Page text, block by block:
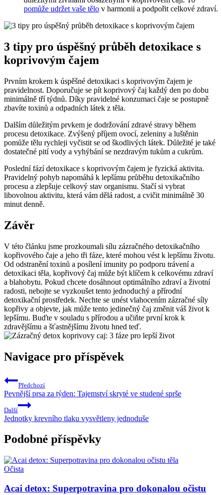
pomůže udržet vaše tělo v harmonii a podpořit celkové zdraví.
3 tipy pro úspěšný průběh detoxikace s
koprivovým čajem
Prvním krokem k úspěšné detoxikaci s koprivovým čajem je
pravidelnost. Doporučuje se pít koprivový čaj každý den po dobu
minimálně tří týdnů. Díky pravidelné konzumaci čaje se postupně
zbavíte toxinů a odpadních látek z těla.
Dalším důležitým prvkem je dodržování zdravé stravy během
procesu detoxikace. Zvýšený příjem ovocí, zeleniny a luštěnin
pomůže tělu rychleji vyčistit se od škodlivých látek. Důležité je také
dostatečné pití vody a vyhýbání se nezdravým tukům a cukrům.
Poslední fází detoxikace s koprivovým čajem je fyzická aktivita.
Pravidelný pohyb napomáhá k lepšímu průběhu detoxikačního
procesu a zlepšuje celkový stav organismu. Stačí si vybrat
libovolnou aktivitu, která vám dělá radost, a cvičit minimálně 30
minut denně.
Závěr
V této článku jsme prozkoumali sílu zázračného detoxikačního
kopřivového čaje a jeho tři fáze, které mohou vést k lepšímu životu.
Od odstranění toxinů a posílení imunity po podporu trávení a
detoxikaci těla, kopřivový čaj může být klíčem k celkovému zdraví
a blahobytu. Pokud chcete dosáhnout optimálního zdraví a životní
radosti, nebojte se vyzkoušet tento jednoduchý a přírodní
detoxikační prostředek. Nechte se unést vlahocením zázračné síly
kopřivy a objevte, jak může tento jedinečný čaj změnit váš život k
lepšímu. Buďte v souladu s přírodou a učiňte první krok k
zdravějšímu a šťastnějšímu životu hned teď.
Navigace pro příspěvek
Předchozí
Pevnější prsa za týden: Tajemství skryté ve studené sprše
Další
Jednotky krevního tlaku vysvětleny jednoduše
Podobné příspěvky
Očista
Acai detox: Superpotravina pro dokonalou očistu